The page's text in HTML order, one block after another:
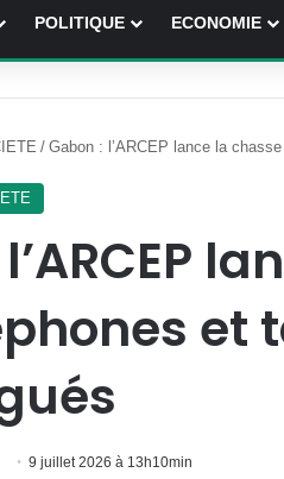
POLITIQUE ECONOMIE
/ Gabon : l’ARCEP lance la
et
9 juillet 2026 à 13h10min